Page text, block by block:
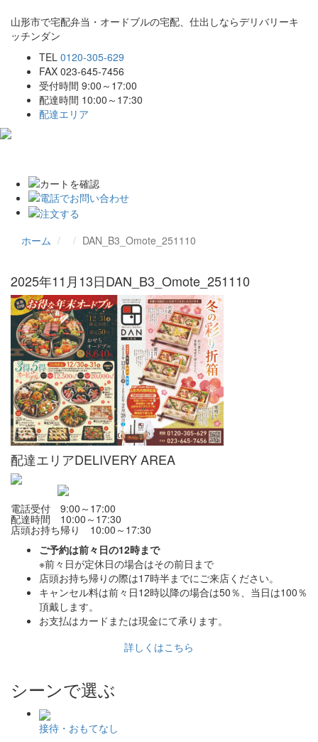
山形市で宅配弁当・オードブルの宅配、仕出しならデリバリーキ
ッチンダン
TEL 0120-305-629
FAX 023-645-7456
受付時間 9:00～17:00
配達時間 10:00～17:30
配達エリア
ホーム DAN_B3_Omote_251110
2025年11月13日DAN_B3_Omote_251110
配達エリアDELIVERY AREA
電話受付 9:00～17:00
配達時間 10:00～17:30
店頭お持ち帰り 10:00～17:30
ご予約は前々日の12時まで
※前々日が定休日の場合はその前日まで
店頭お持ち帰りの際は17時半までにご来店ください。
キャンセル料は前々日12時以降の場合は50％、当日は100％
頂戴します。
お支払はカードまたは現金にて承ります。
詳しくはこちら
シーンで選ぶ
接待・おもてなし